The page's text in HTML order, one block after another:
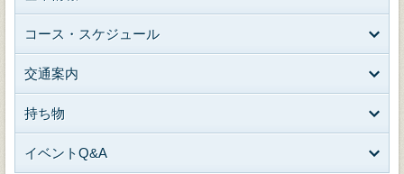
コース・スケジュール
交通案内
持ち物
イベントQ&A